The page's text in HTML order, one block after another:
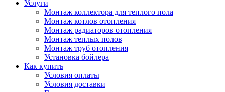
Услуги
Монтаж коллектора для теплого пола
Монтаж котлов отопления
Монтаж радиаторов отопления
Монтаж теплых полов
Монтаж труб отопления
Установка бойлера
Как купить
Условия оплаты
Условия доставки